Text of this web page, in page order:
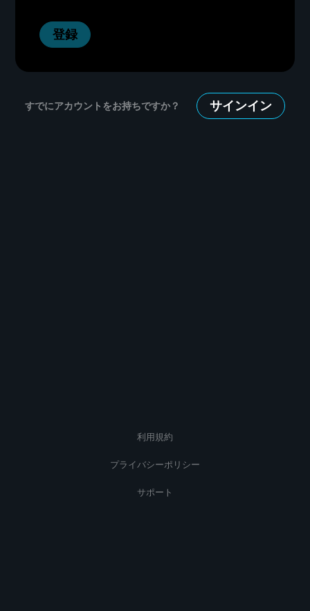
登録
すでにアカウントをお持ちですか？ サインイン
利用規約
プライバシーポリシー
サポート